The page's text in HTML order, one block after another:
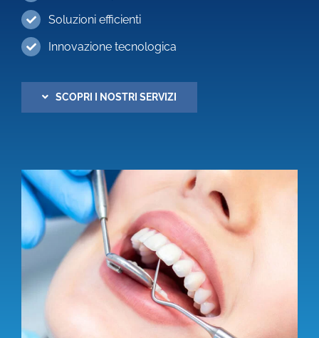
Soluzioni efficienti
Innovazione tecnologica
SCOPRI I NOSTRI SERVIZI